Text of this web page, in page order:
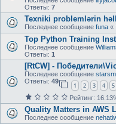
Ответы: 7
Texniki problemlərin
Последнее сообщение funa «
Top Python Training
Последнее сообщение
Ответы: 1
[RtCW] -
Последнее сообщение
Ответы: 49
1 2 3 4 5
Рейтинг:
Quality Matters in AWS
Последнее сообщение